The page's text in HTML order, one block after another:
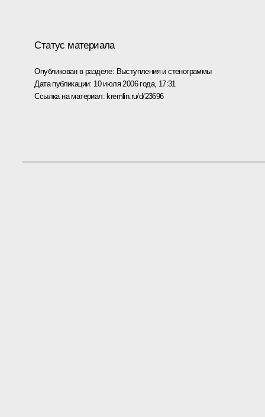
Статус материала
Опубликован в разделе: Выступления и стенограммы
Дата публикации: 10 июля 2006 года, 17:31
Ссылка на материал:kremlin.ru/d/23696